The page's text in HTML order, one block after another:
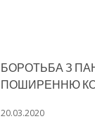
БОРОТЬБА З
ПОШИРЕННЮ
20.03.2020